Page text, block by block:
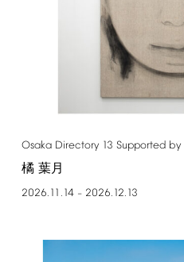
Osaka Directory 13 Supported by
橘 葉月
2026.11.14– 2026.12.13